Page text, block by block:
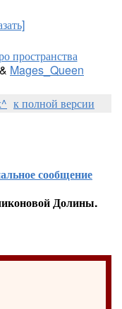
пространства
& Mages_Queen
к полной версии
сообщение
Долины.